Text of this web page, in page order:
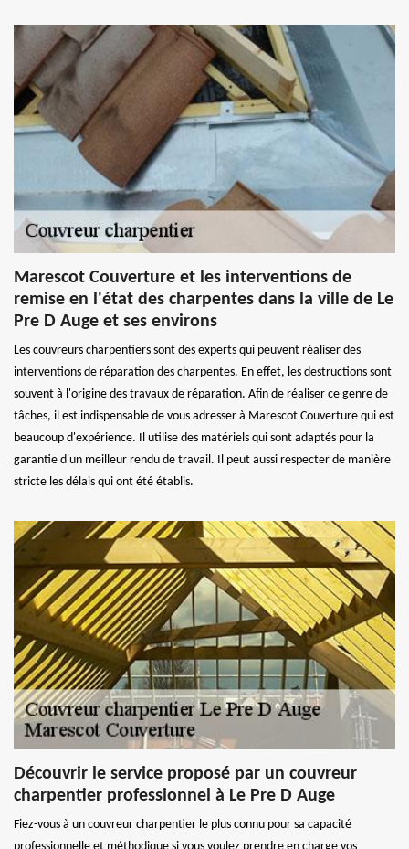
Marescot Couverture et les interventions de
remise en l'état des charpentes dans la ville de Le
Pre D Auge et ses environs
Les couvreurs charpentiers sont des experts qui peuvent réaliser des
interventions de réparation des charpentes. En effet, les destructions sont
souvent à l'origine des travaux de réparation. Afin de réaliser ce genre de
tâches, il est indispensable de vous adresser à Marescot Couverture qui est
beaucoup d'expérience. Il utilise des matériels qui sont adaptés pour la
garantie d'un meilleur rendu de travail. Il peut aussi respecter de manière
stricte les délais qui ont été établis.
Découvrir le service proposé par un couvreur
charpentier professionnel à Le Pre D Auge
Fiez-vous à un couvreur charpentier le plus connu pour sa capacité